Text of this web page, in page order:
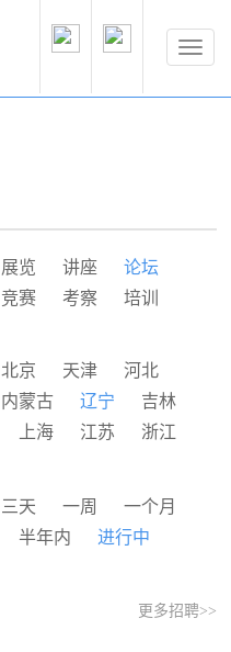
展览 讲座
论坛
竞赛 考察
培训
北京 天津
河北
内蒙古 辽宁
吉林
上海 江苏
浙江
广东
海南 重庆
四川
国外
三天 一周
一个月
半年内 进行中
更多招聘>>